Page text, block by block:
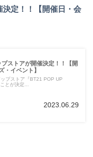
決定！！【開催日・会
ストアが開催決定！！【開
・イベント】
プストア『BT21 POP UP
とが決定...
2023.06.29